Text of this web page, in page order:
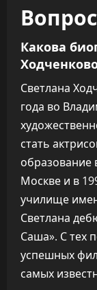
Какова
Светлана
года во
стать
образование
Москве и в
училище
Светлана
Саша». С тех
успешных
самых